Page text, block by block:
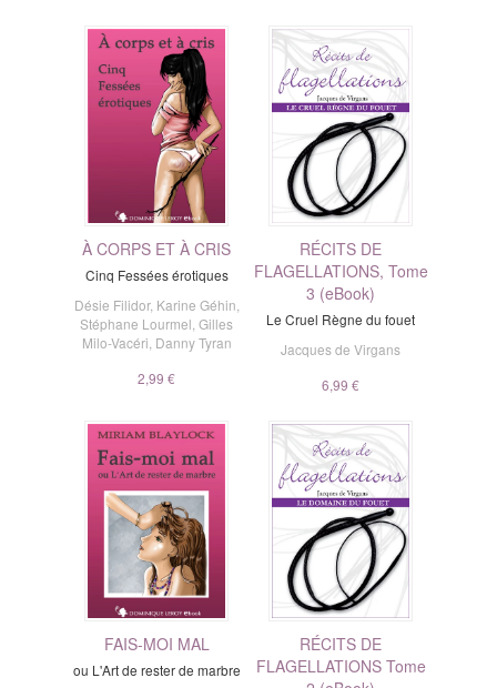
À CORPS ET À CRIS
Cinq Fessées érotiques
Désie Filidor, Karine Géhin
Stéphane Lourmel Gilles
Milo-Vacéri Danny Tyran
2,99 €
RÉCITS DE
FLAGELLATIONS, Tome
3 (eBook)
Le Cruel Règne du fouet
Jacques de Virgans
6,99 €
FAIS-MOI MAL
ou L'Art de rester de marbre
RÉCITS DE
FLAGELLATIONS Tome